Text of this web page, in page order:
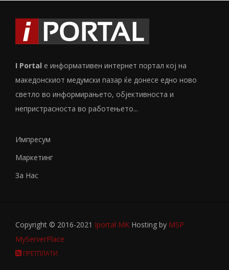
I Portal е информативен интернет портал кој на
македонскиот медумски пазар ќе донесе едно ново
светло во информирањето, објективноста и
непристрасноста во работењето...
Импресум
Маркетинг
За Нас
Copyright © 2016-2021 Iportal MK Hosting by MSP
MyServerPlace
ПРЕТПЛАТИ